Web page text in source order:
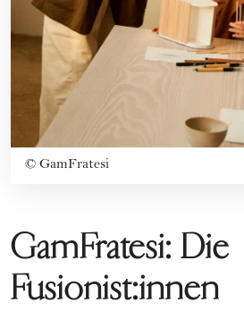
© GamFratesi
GamFratesi: Die
Fusionist:innen